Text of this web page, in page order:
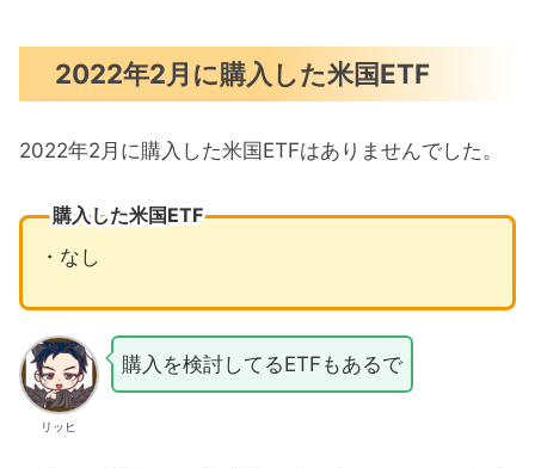
2022年2月に購入した米国ETF
2022年2月に購入した米国ETFはありませんでした。
購入した米国ETF
・なし
リッヒ
購入を検討してるETFもあるで